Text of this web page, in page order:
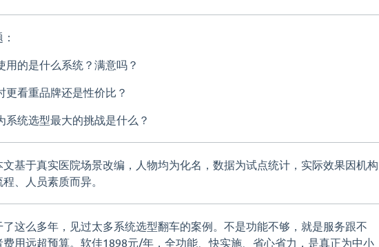
用的是什么系统？满意吗？
更看重品牌还是性价比？
系统选型最大的挑战是什么？
文基于真实医院场景改编，人物均为化名，数据为试点统计，实际效果因机构
、人员素质而异。
了这么多年，见过太多系统选型翻车的案例。不是功能不够，就是服务跟不
费用远超预算。软佳1898元/年，全功能、快实施、省心省力，是真正为中小